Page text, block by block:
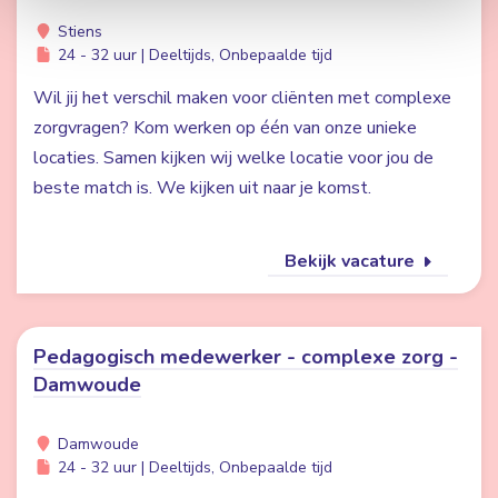
Stiens
24 - 32 uur | Deeltijds, Onbepaalde tijd
Wil jij het verschil maken voor cliënten met complexe
zorgvragen? Kom werken op één van onze unieke
locaties. Samen kijken wij welke locatie voor jou de
beste match is. We kijken uit naar je komst.
Bekijk vacature
Pedagogisch medewerker - complexe zorg -
Damwoude
Damwoude
24 - 32 uur | Deeltijds, Onbepaalde tijd